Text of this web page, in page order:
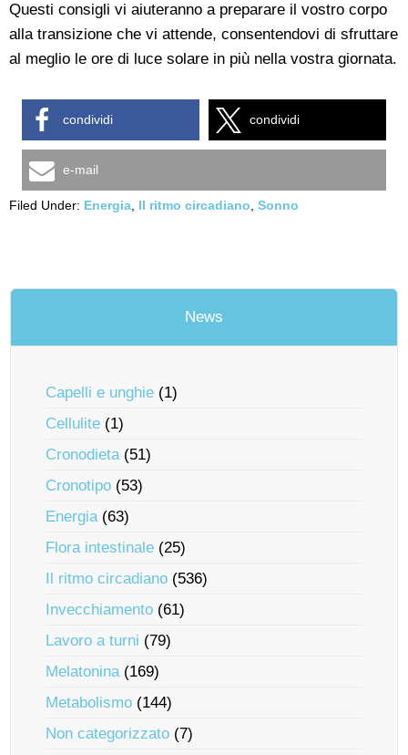
Questi consigli vi aiuteranno a preparare il vostro corpo
alla transizione che vi attende, consentendovi di sfruttare
al meglio le ore di luce solare in più nella vostra giornata.
condividi condividi
e-mail
Filed Under: Energia Il ritmo circadiano Sonno
News
Capelli e unghie (1)
Cellulite (1)
Cronodieta(51)
Cronotipo (53)
Energia(63)
Flora intestinale (25)
Il ritmo circadiano (536)
Invecchiamento (61)
Lavoro a turni (79)
Melatonina(169)
Metabolismo (144)
Non categorizzato (7)